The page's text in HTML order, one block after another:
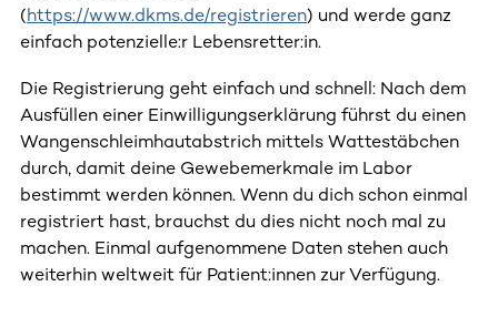
(https://www.dkms.de/registrieren) und werde ganz
einfach potenzielle:r Lebensretter:in.
Die Registrierung geht einfach und schnell: Nach dem
Ausfüllen einer Einwilligungserklärung führst du einen
Wangenschleimhautabstrich mittels Wattestäbchen
durch, damit deine Gewebemerkmale im Labor
bestimmt werden können. Wenn du dich schon einmal
registriert hast, brauchst du dies nicht noch mal zu
machen. Einmal aufgenommene Daten stehen auch
weiterhin weltweit für Patient:innen zur Verfügung.